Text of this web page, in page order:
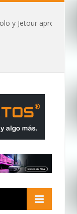
Autos y fútbol: Vozinha llegó a Colo-Colo y Jetour aprovechó los flashes